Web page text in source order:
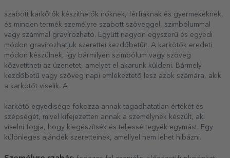
szabott karkötők készíthetők nőknek, férfiaknak és gyermekeknek,
és minden termék személyre szabott szöveggel, szimbólummal
vagy számmal gravírozható. Együtt nagyon egyszerű és egyedi
módon gravírozhatjuk szerettei kezdőbetűit. A karkötők eredeti
módon készülnek, így bármilyen szimbólum vagy szöveg
közvetítheti az üzenetet, amelyet el akarunk küldeni. Bármely
kezdőbetű vagy szöveg napi emlékeztető lesz azok számára, akik
a karkötőt viselik. A
karkötő egyedisége fokozza annak tagadhatatlan értékét és
szépségét, mivel kifejezetten annak a személynek készült, aki
viselni fogja, hogy kiegészítsék és teljessé tegyék egymást. Egy
különleges ajándék szeretteinek, amellyel nem lehet hibázni.